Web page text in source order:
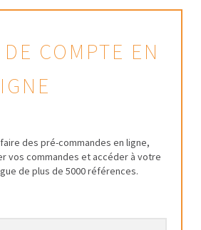
COMPTE EN
des pré-commandes en ligne,
vos commandes et accéder à votre
de plus de 5000 références.